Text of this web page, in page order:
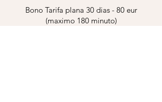
Bono Tarifa plana 30 dias - 80 eur
(maximo 180 minuto)